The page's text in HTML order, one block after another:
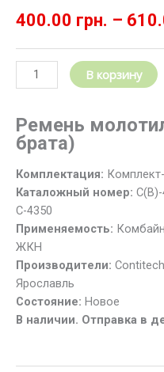
400.00 грн. –
товара
Ремень
С(В)-4350
(22/
Енисей
В корзину
Ремень
брата)
Комплектация:
Каталожный номер: С(В)-
С-4350
Применяемость:
ЖКН
Производители:
Ярославль
Состояние: Новое
В наличии. Отправка в